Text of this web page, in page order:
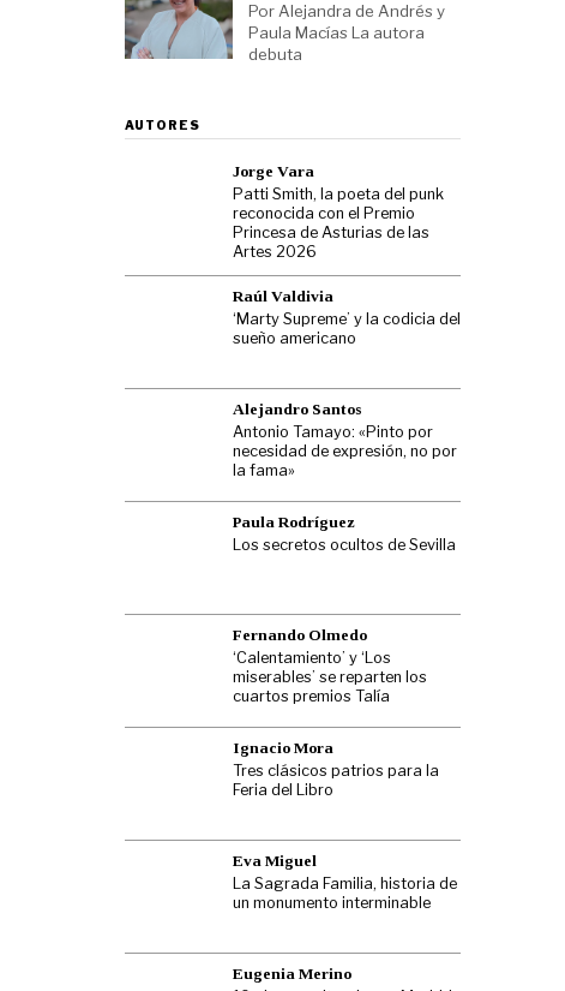
Por Alejandra de Andrés y
Paula Macías La autora
debuta
AUTORES
Jorge Vara
Patti Smith, la poeta del punk
reconocida con el Premio
Princesa de Asturias de las
Artes 2026
Raúl Valdivia
‘Marty Supreme’ y la codicia del
sueño americano
Alejandro Santos
Antonio Tamayo: «Pinto por
necesidad de expresión, no por
la fama»
Paula Rodríguez
Los secretos ocultos de Sevilla
Fernando Olmedo
‘Calentamiento’ y ‘Los
miserables’ se reparten los
cuartos premios Talía
Ignacio Mora
Tres clásicos patrios para la
Feria del Libro
Eva Miguel
La Sagrada Familia, historia de
un monumento interminable
Eugenia Merino